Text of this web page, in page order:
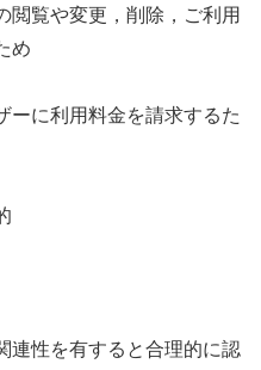
閲覧や変更，削除，ご利用
め
ーに利用料金を請求するた
連性を有すると合理的に認